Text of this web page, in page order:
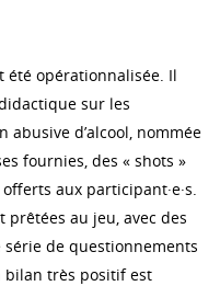
été opérationnalisée. Il
sur les
abusive d’alcool, nommée
fournies, des « shots »
aux participant·e·s.
prêtées au jeu, avec des
de questionnements
bilan très positif est